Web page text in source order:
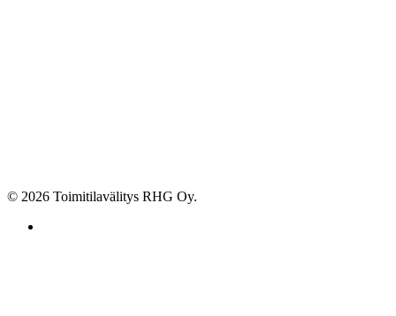
© 2026 Toimitilavälitys RHG Oy.